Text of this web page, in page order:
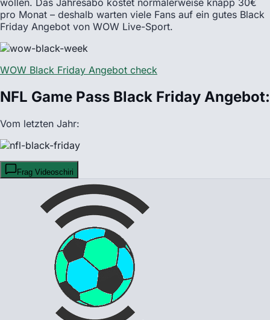
wollen. Das Jahresabo kostet normalerweise knapp 30€
pro Monat – deshalb warten viele Fans auf ein gutes Black
Friday Angebot von WOW Live-Sport.
WOW Black Friday Angebot check
NFL Game Pass Black Friday Angebot:
Vom letzten Jahr:
Frag Videoschiri